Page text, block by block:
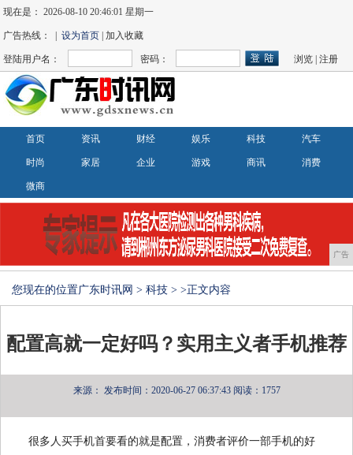
现在是：2026-08-10 20:46:01 星期一
广告热线： |设为首页 | 加入收藏
登陆用户名： 密码： 浏览 |注册
首页 资讯 财经 娱乐 科技 汽车
时尚 家居 企业 游戏 商讯 消费
微商
广告
您现在的位置广东时讯网 > 科技 > >正文内容
配置高就一定好吗？实用主义者手机推荐
来源： 发布时间：2020-06-27 06:37:43 阅读：1757
很多人买手机首要看的就是配置，消费者评价一部手机的好